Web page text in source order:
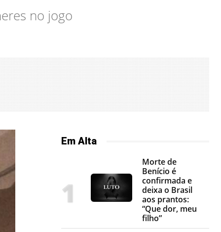
no jogo
Em Alta
Morte de
Benício é
confirmada e
deixa o Brasil
aos prantos:
“Que dor, meu
filho”